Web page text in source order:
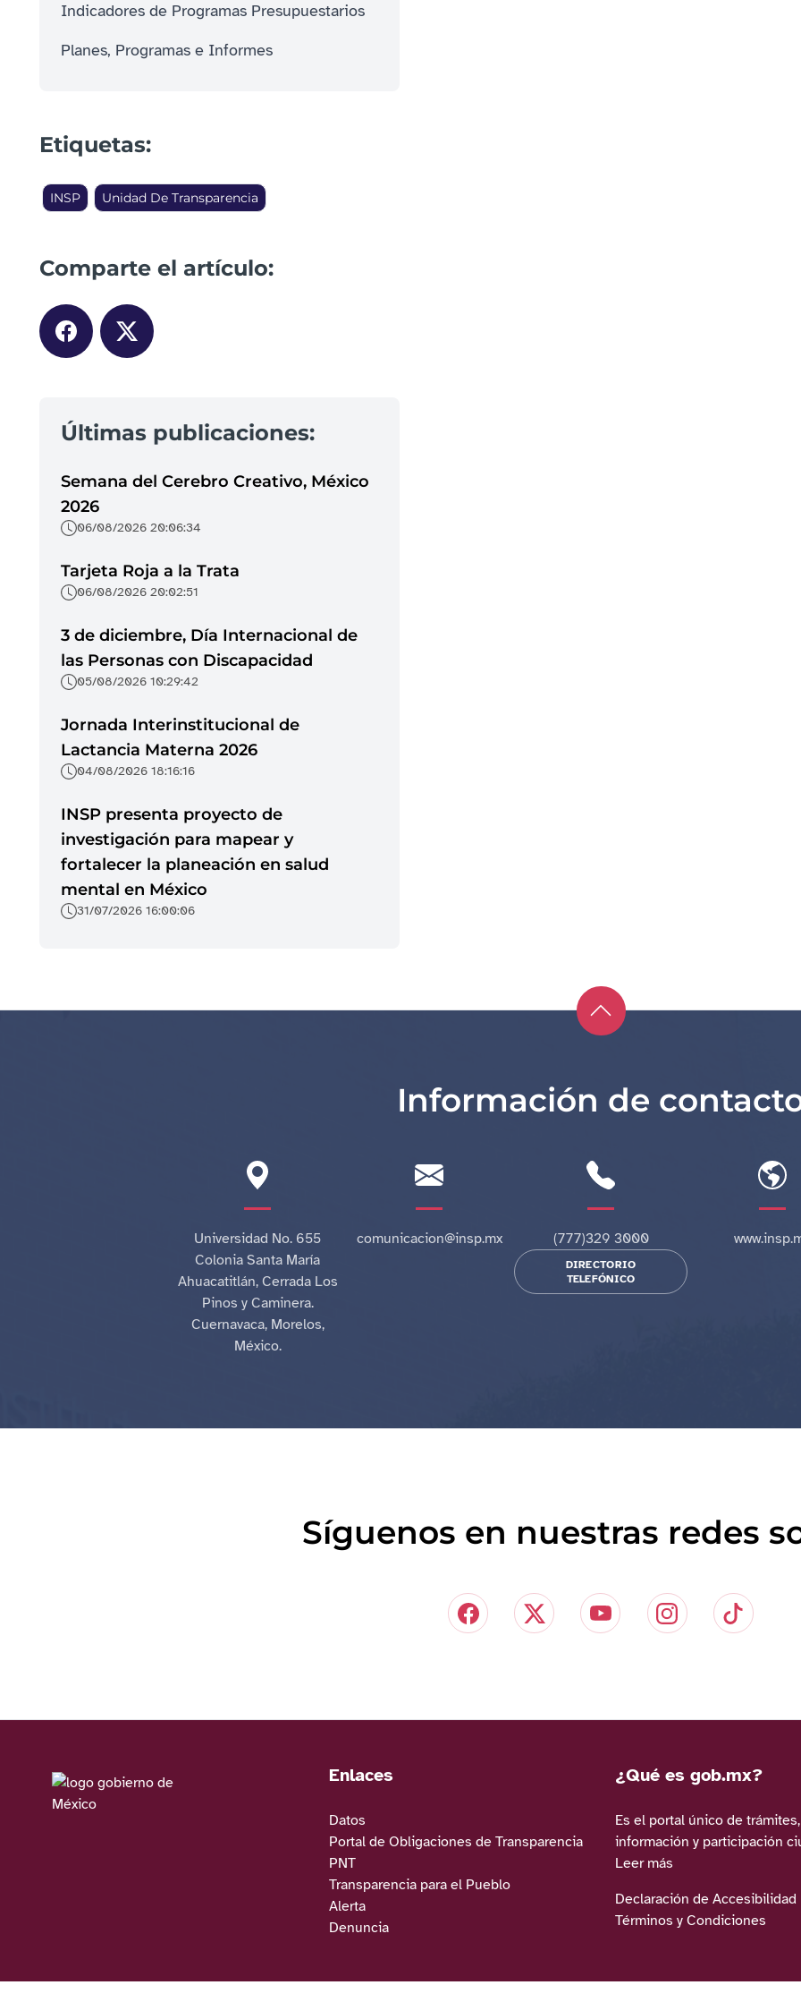
Indicadores de Programas Presupuestarios
Planes, Programas e Informes
Etiquetas:
INSP Unidad De Transparencia
Comparte el artículo:
Últimas publicaciones:
Semana del Cerebro Creativo, México
2026
06/08/2026 20:06:34
Tarjeta Roja a la Trata
06/08/2026 20:02:51
3 de diciembre, Día Internacional de
las Personas con Discapacidad
05/08/2026 10:29:42
Jornada Interinstitucional de
Lactancia Materna 2026
04/08/2026 18:16:16
INSP presenta proyecto de
investigación para mapear y
fortalecer la planeación en salud
mental en México
31/07/2026 16:00:06
Información de
Universidad No. 655
Colonia Santa María
Ahuacatitlán, Cerrada Los
Pinos y Caminera.
Cuernavaca, Morelos,
México.
comunicacion@insp.mx (777)329 3000
DIRECTORIO
TELEFÓNICO
Síguenos en nuestras redes
Enlaces
Datos
Portal de Obligaciones de Transparencia
PNT
Transparencia para el Pueblo
Alerta
Denuncia
¿Qué es gob.mx?
Es el portal único de trámites,
información y participación
Leer más
Declaración de Accesibilidad
Términos y Condiciones